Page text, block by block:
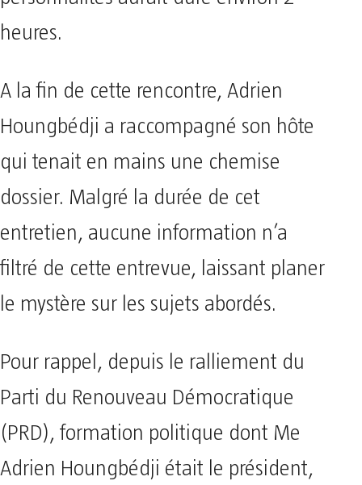
heures.
A la fin de cette rencontre, Adrien
Houngbédji a raccompagné son hôte
qui tenait en mains une chemise
dossier. Malgré la durée de cet
entretien, aucune information n’a
filtré de cette entrevue, laissant planer
le mystère sur les sujets abordés.
Pour rappel, depuis le ralliement du
Parti du Renouveau Démocratique
(PRD), formation politique dont Me
Adrien Houngbédji était le président,